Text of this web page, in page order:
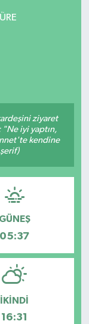
ziyaret
iyi yaptın,
kendine
GÜNEŞ
05:37
İKINDI
16:31